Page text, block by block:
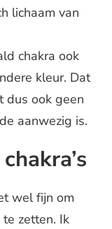
lichaam van
chakra ook
kleur. Dat
dus ook geen
aanwezig is.
wel fijn om
zetten. Ik